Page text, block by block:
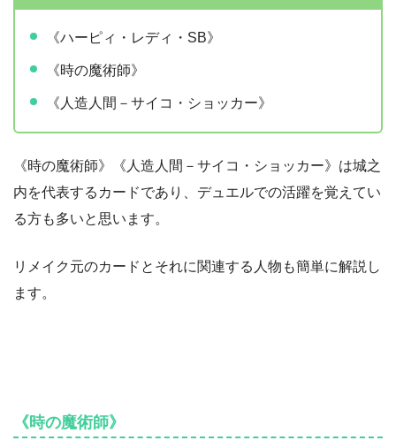
《ハーピィ・レディ・SB》
《時の魔術師》
《人造人間－サイコ・ショッカー》
《時の魔術師》《人造人間－サイコ・ショッカー》は城之
内を代表するカードであり、デュエルでの活躍を覚えてい
る方も多いと思います。
リメイク元のカードとそれに関連する人物も簡単に解説し
ます。
《時の魔術師》